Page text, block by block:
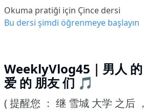
Okuma pratiği için Çince dersi
Bu dersi şimdi öğrenmeye başlayın
WeeklyVlog45｜男人
爱 的 朋友 们 🎵
( 提醒您 ： 继 雪城 大学 之后